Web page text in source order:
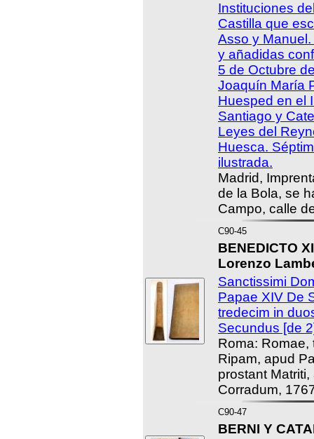
Instituciones
Castilla que
Asso y
y añadidas
5 de Octubre
Joaquín María
Huesped en el
Santiago y
Leyes del
Huesca.
ilustrada.
Madrid,
de la Bola, se
Campo, calle
C90-45
BENEDICTO
Lorenzo
Sanctissimi
Papae XIV De
tredecim in
Secundus [de
Roma: Romae,
Ripam, apud
prostant
Corradum,
C90-47
BERNI Y